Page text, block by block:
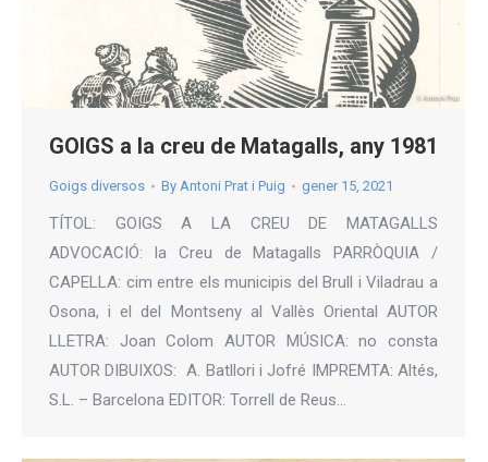
GOIGS a la creu de Matagalls, any 1981
Goigs diversos By Antoni Prat i Puig gener 15, 2021
TÍTOL: GOIGS A LA CREU DE MATAGALLS
ADVOCACIÓ: la Creu de Matagalls PARRÒQUIA /
CAPELLA: cim entre els municipis del Brull i Viladrau a
Osona, i el del Montseny al Vallès Oriental AUTOR
LLETRA: Joan Colom AUTOR MÚSICA: no consta
AUTOR DIBUIXOS: A. Batllori i Jofré IMPREMTA: Altés,
S.L. – Barcelona EDITOR: Torrell de Reus…